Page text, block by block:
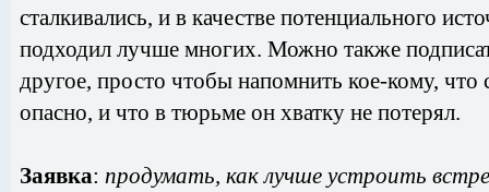
сталкивались, и в качестве потенциального
подходил лучше многих. Можно также
другое, просто чтобы напомнить кое-кому, что
опасно, и что в тюрьме он хватку не потерял.
Заявка: продумать, как лучше устроить